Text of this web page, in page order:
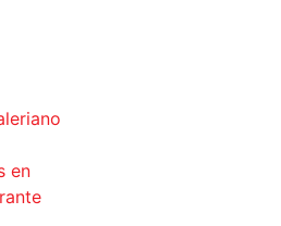
en